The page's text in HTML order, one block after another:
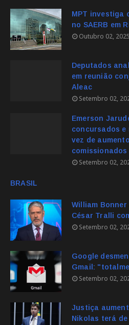
MPT investiga
no SAERB em
Outubro 02, 2025
Deputados
em reunião
Aleac
Setembro 02,
Emerson
concursados
vez de
comissionados
Setembro 02,
BRASIL
William
César Tralli
Setembro 02,
Google
Gmail:
Setembro 02,
Justiça
Nikolas terá